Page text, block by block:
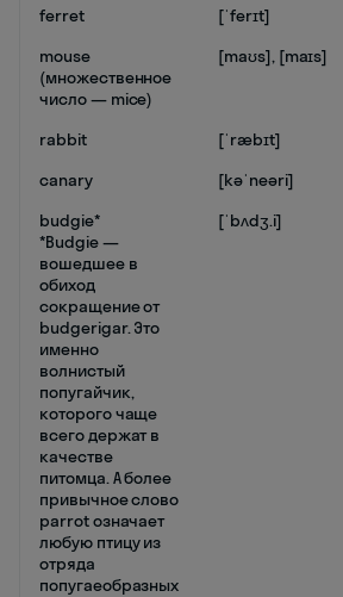
ferret
[ˈferɪt]
mouse
(множественное
число — mice)
[maʊs], [maɪs]
rabbit [ˈræbɪt]
canary
[kəˈneəri]
budgie*
*Budgie —
вошедшее в
обиход
сокращение от
budgerigar. Это
именно
волнистый
попугайчик,
которого чаще
всего держат в
качестве
питомца. А более
привычное слово
parrot означает
любую птицу из
отряда
попугаеобразных
[ˈbʌdʒ.i]